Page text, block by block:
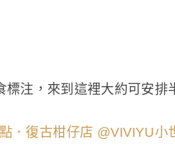
注，來到這裡大約可安排